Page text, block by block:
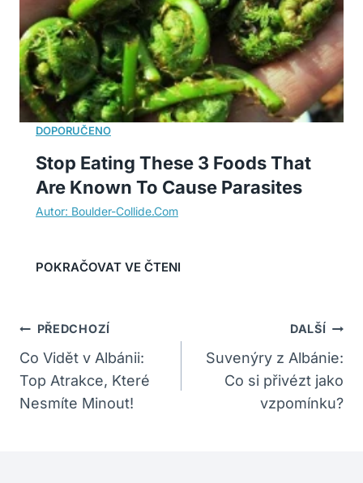
Stop Eating These 3 Foods That
Are Known To Cause Parasites
Navigace
Pro
Příspěvek
PŘEDCHOZÍ
Co Vidět v Albánii:
Top Atrakce, Které
Nesmíte Minout!
DALŠÍ
Suvenýry z Albánie:
Co si přivézt jako
vzpomínku?